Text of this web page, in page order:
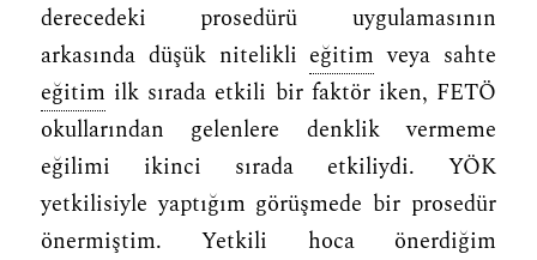
derecedeki prosedürü uygulamasının
arkasında düşük nitelikli eğitim veya sahte
eğitim ilk sırada etkili bir faktör iken, FETÖ
okullarından gelenlere denklik vermeme
eğilimi ikinci sırada etkiliydi. YÖK
yetkilisiyle yaptığım görüşmede bir prosedür
önermiştim. Yetkili hoca önerdiğim